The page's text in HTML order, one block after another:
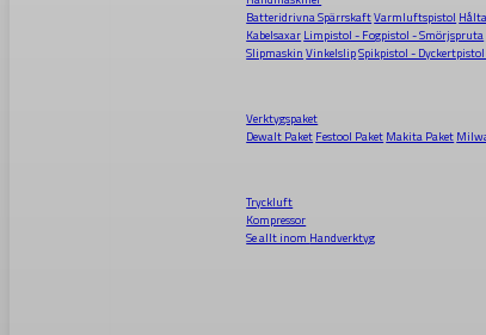
Batteridrivna SpärrskaftVarmluftspistol
Kabelsaxar Limpistol - Fogpistol - Smörjspruta
Slipmaskin VinkelslipSpikpistol -
Verktygspaket
Dewalt Paket Festool Paket Makita Paket
Tryckluft
Kompressor
Se allt inom Handverktyg